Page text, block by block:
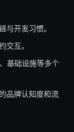
与开发习惯。
交互。
基础设施等多个
品牌认知度和流